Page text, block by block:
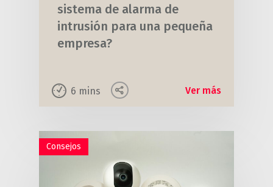
sistema de alarma de
intrusión para una pequeña
empresa?
6 mins Ver más
Consejos